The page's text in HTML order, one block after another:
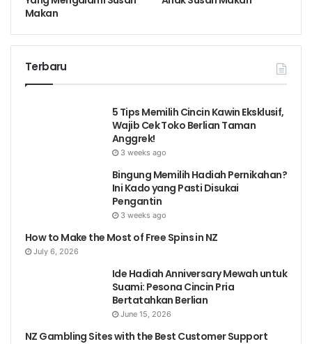
Makan
Terbaru
5 Tips Memilih Cincin Kawin Eksklusif,
Wajib Cek Toko Berlian Taman
Anggrek!
3 weeks ago
Bingung Memilih Hadiah Pernikahan?
Ini Kado yang Pasti Disukai
Pengantin
3 weeks ago
How to Make the Most of Free Spins in NZ
July 6, 2026
Ide Hadiah Anniversary Mewah untuk
Suami: Pesona Cincin Pria
Bertatahkan Berlian
June 15, 2026
NZ Gambling Sites with the Best Customer Support